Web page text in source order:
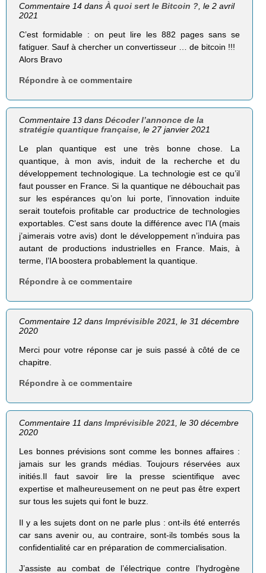
Commentaire 14 dansÀ quoi sert le Bitcoin ? , le 2 avril
2021
C’est formidable : on peut lire les 882 pages sans se
fatiguer. Sauf à chercher un convertisseur … de bitcoin !!!
Alors Bravo
Répondre à ce commentaire
Commentaire 13 dansDécoder l’annonce de la
stratégie quantique française , le 27 janvier 2021
Le plan quantique est une très bonne chose. La
quantique, à mon avis, induit de la recherche et du
développement technologique. La technologie est ce qu’il
faut pousser en France. Si la quantique ne débouchait pas
sur les espérances qu’on lui porte, l’innovation induite
serait toutefois profitable car productrice de technologies
exportables. C’est sans doute la différence avec l’IA (mais
j’aimerais votre avis) dont le développement n’induira pas
autant de productions industrielles en France. Mais, à
terme, l’IA boostera probablement la quantique.
Répondre à ce commentaire
Commentaire 12 dansImprévisible 2021 , le 31 décembre
2020
Merci pour votre réponse car je suis passé à côté de ce
chapitre.
Répondre à ce commentaire
Commentaire 11 dansImprévisible 2021, le 30 décembre
2020
Les bonnes prévisions sont comme les bonnes affaires :
jamais sur les grands médias. Toujours réservées aux
initiés.Il faut savoir lire la presse scientifique avec
expertise et malheureusement on ne peut pas être expert
sur tous les sujets qui font le buzz.
Il y a les sujets dont on ne parle plus : ont-ils été enterrés
car sans avenir ou, au contraire, sont-ils tombés sous la
confidentialité car en préparation de commercialisation.
J’assiste au combat de l’électrique contre l’hydrogène